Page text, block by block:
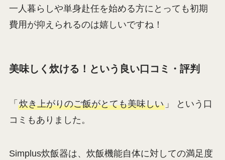
一人暮らしや単身赴任を始める方にとっても初期
費用が抑えられるのは嬉しいですね！
美味しく炊ける！という良い口コミ・評判
「 炊き上がりのご飯がとても美味しい」 という口
コミもありました。
Simplus炊飯器は、炊飯機能自体に対しての満足度